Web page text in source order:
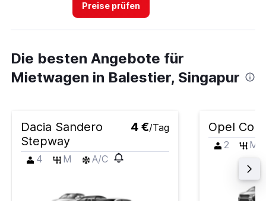
Preise prüfen
Die besten Angebote für
Mietwagen in Balestier, Singapur
Dacia Sandero
Stepway
4 €/Tag
4 M A/C
Opel
2 M